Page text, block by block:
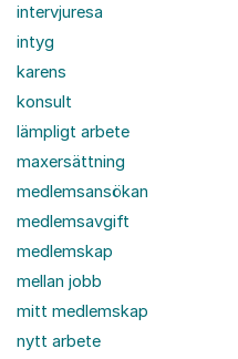
intervjuresa
intyg
karens
konsult
lämpligt arbete
maxersättning
medlemsansökan
medlemsavgift
medlemskap
mellan jobb
mitt medlemskap
nytt arbete